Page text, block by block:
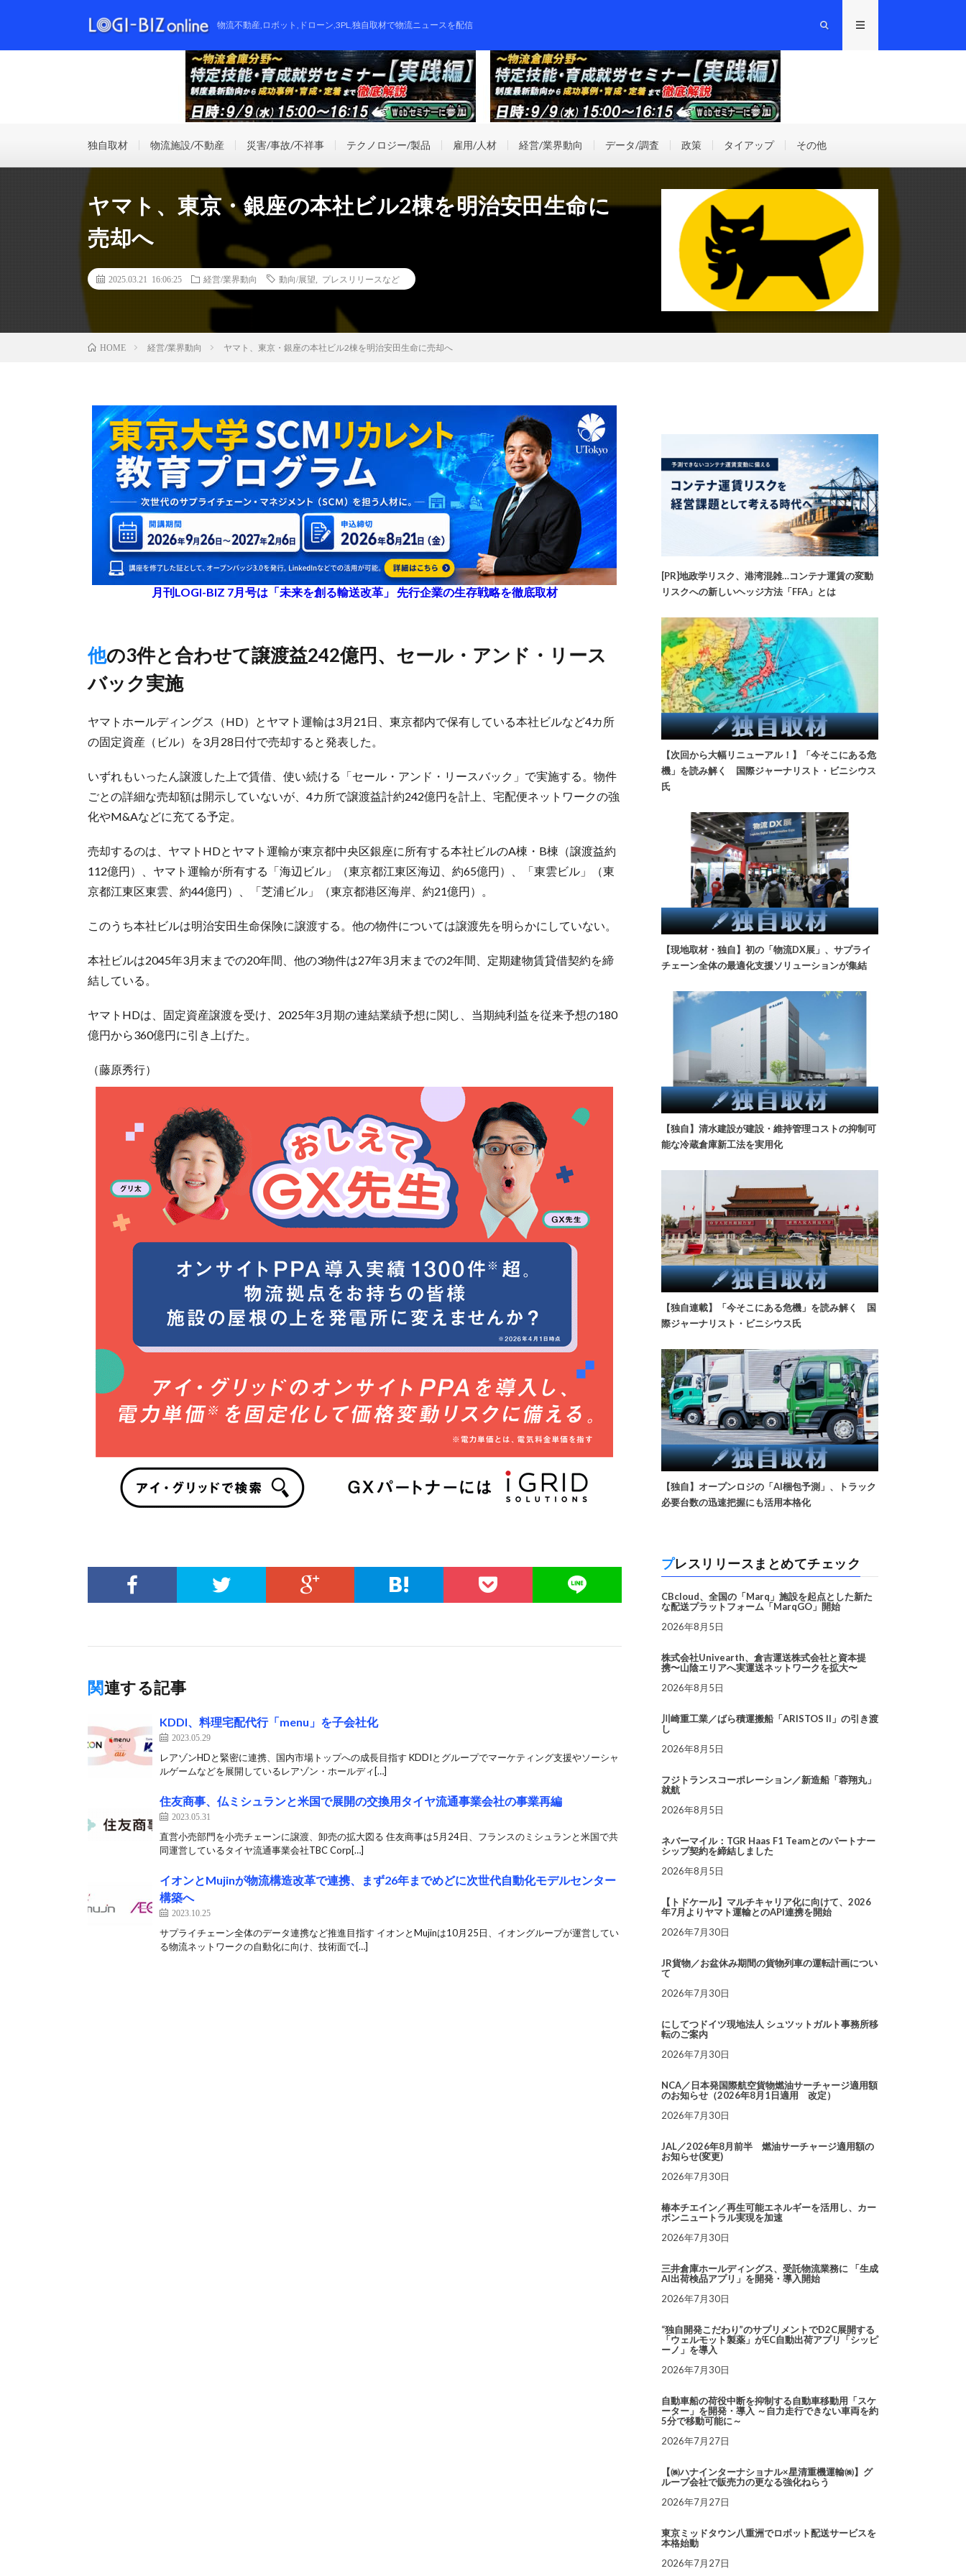
物流不動産,ロボット,ドローン,3PL,独自取材で物流ニュースを配信
独自取材 物流施設/不動産 災害/事故/不祥事 テクノロジー/製品 雇用/人材 経営/業界動向 データ/調査 政策 タイアップ その他
ヤマト、東京・銀座の本社ビル2棟を明治安田生命に
売却へ
2025.03.21 16:06:25 経営/業界動向 動向/展望 プレスリリースなど
HOME 経営/業界動向 ヤマト、東京・銀座の本社ビル2棟を明治安田生命に売却へ
月刊LOGI-BIZ 7月号は「未来を創る輸送改革」 先行企業の生存戦略を徹底取材
他の3件と合わせて譲渡益242億円、セール・アンド・リース
バック実施
ヤマトホールディングス（HD）とヤマト運輸は3月21日、東京都内で保有している本社ビルなど4カ所
の固定資産（ビル）を3月28日付で売却すると発表した。
いずれもいったん譲渡した上で賃借、使い続ける「セール・アンド・リースバック」で実施する。物件
ごとの詳細な売却額は開示していないが、4カ所で譲渡益計約242億円を計上、宅配便ネットワークの強
化やM&Aなどに充てる予定。
売却するのは、ヤマトHDとヤマト運輸が東京都中央区銀座に所有する本社ビルのA棟・B棟（譲渡益約
112億円）、ヤマト運輸が所有する「海辺ビル」（東京都江東区海辺、約65億円）、「東雲ビル」（東
京都江東区東雲、約44億円）、「芝浦ビル」（東京都港区海岸、約21億円）。
このうち本社ビルは明治安田生命保険に譲渡する。他の物件については譲渡先を明らかにしていない。
本社ビルは2045年3月末までの20年間、他の3物件は27年3月末までの2年間、定期建物賃貸借契約を締
結している。
ヤマトHDは、固定資産譲渡を受け、2025年3月期の連結業績予想に関し、当期純利益を従来予想の180
億円から360億円に引き上げた。
（藤原秀行）
関連する記事
KDDI、料理宅配代行「menu」を子会社化
2023.05.29
レアゾンHDと緊密に連携、国内市場トップへの成長目指す KDDIとグループでマーケティング支援やソーシャ
ルゲームなどを展開しているレアゾン・ホールディ[…]
住友商事、仏ミシュランと米国で展開の交換用タイヤ流通事業会社の事業再編
2023.05.31
直営小売部門を小売チェーンに譲渡、卸売の拡大図る 住友商事は5月24日、フランスのミシュランと米国で共
同運営しているタイヤ流通事業会社TBC Corp[…]
イオンとMujinが物流構造改革で連携、まず26年までめどに次世代自動化モデルセンター
構築へ
2023.10.25
サプライチェーン全体のデータ連携など推進目指す イオンとMujinは10月25日、イオングループが運営してい
る物流ネットワークの自動化に向け、技術面で[…]
[PR]地政学リスク、港湾混雑…コンテナ運賃の変動
リスクへの新しいヘッジ方法「FFA」とは
【次回から大幅リニューアル！】「今そこにある危
機」を読み解く 国際ジャーナリスト・ビニシウス
氏
【現地取材・独自】初の「物流DX展」、サプライ
チェーン全体の最適化支援ソリューションが集結
【独自】清水建設が建設・維持管理コストの抑制可
能な冷蔵倉庫新工法を実用化
【独自連載】「今そこにある危機」を読み解く 国
際ジャーナリスト・ビニシウス氏
【独自】オープンロジの「AI梱包予測」、トラック
必要台数の迅速把握にも活用本格化
プレスリリースまとめてチェック
CBcloud、全国の「Marq」施設を起点とした新た
な配送プラットフォーム「MarqGO」開始
2026年8月5日
株式会社Univearth、倉吉運送株式会社と資本提
携〜山陰エリアへ実運送ネットワークを拡大〜
2026年8月5日
川崎重工業／ばら積運搬船「ARISTOS II」の引き渡
し
2026年8月5日
フジトランスコーポレーション／新造船「蓉翔丸」
就航
2026年8月5日
ネバーマイル：TGR Haas F1 Teamとのパートナー
シップ契約を締結しました
2026年8月5日
【トドケール】マルチキャリア化に向けて、2026
年7月よりヤマト運輸とのAPI連携を開始
2026年7月30日
JR貨物／お盆休み期間の貨物列車の運転計画につい
て
2026年7月30日
にしてつドイツ現地法人 シュツットガルト事務所移
転のご案内
2026年7月30日
NCA／日本発国際航空貨物燃油サーチャージ適用額
のお知らせ（2026年8月1日適用 改定）
2026年7月30日
JAL／2026年8月前半 燃油サーチャージ適用額の
お知らせ(変更)
2026年7月30日
椿本チエイン／再生可能エネルギーを活用し、カー
ボンニュートラル実現を加速
2026年7月30日
三井倉庫ホールディングス、受託物流業務に 「生成
AI出荷検品アプリ」を開発・導入開始
2026年7月30日
“独自開発こだわり”のサプリメントでD2C展開する
「ウェルモット製薬」がEC自動出荷アプリ「シッピ
ーノ」を導入
2026年7月30日
自動車船の荷役中断を抑制する自動車移動用「スケ
ーター」を開発・導入 ～自力走行できない車両を約
5分で移動可能に～
2026年7月27日
【㈱ハナインターナショナル×星清重機運輸㈱】グ
ループ会社で販売力の更なる強化ねらう
2026年7月27日
東京ミッドタウン八重洲でロボット配送サービスを
本格始動
2026年7月27日